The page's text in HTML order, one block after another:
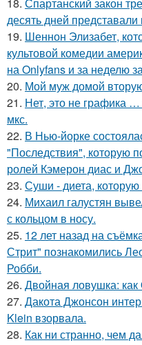
десять дней
19. Шеннон Элизабет,
культовой комедии
на Onlyfans и за неделю
20. Мой муж домой
21. Нет, это не графика
мкс.
22. В Нью-йорке
"Последствия", которую
ролей Кэмерон диас и
23. Суши - диета,
24. Михаил галустян
с кольцом в носу.
25. 12 лет назад на
Стрит" познакомились
Робби.
26. Двойная ловушка: как
27. Дакота Джонсон
Klein взорвала.
28. Как ни странно, чем